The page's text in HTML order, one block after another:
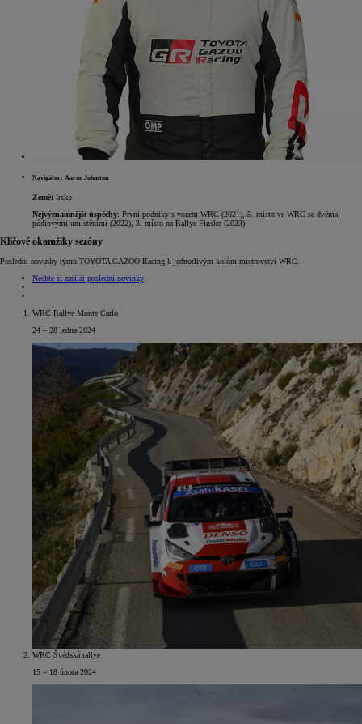
Navigátor: Aaron Johnston
Země: Irsko
Nejvýznamnější úspěchy: První podniky s vozem WRC (2021), 5. místo ve WRC se dvěma
pódiovými umístěními (2022), 3. místo na Rallye Finsko (2023)
Klíčové okamžiky sezóny
Poslední novinky týmu TOYOTA GAZOO Racing k jednotlivým kolům mistrovství WRC.
Nechte si zasílat poslední novinky
WRC Rallye Monte Carlo
24 – 28 ledna 2024
WRC Švédská rallye
15 – 18 února 2024